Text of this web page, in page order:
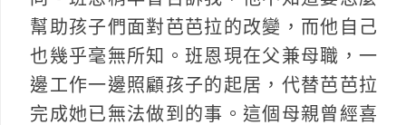
幫助孩子們面對芭芭拉的改變，而他自己
也幾乎毫無所知。班恩現在父兼母職，一
邊工作一邊照顧孩子的起居，代替芭芭拉
完成她已無法做到的事。這個母親曾經喜